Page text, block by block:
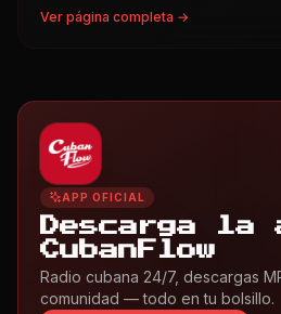
Ver página completa →
APP OFICIAL
Descarga la
CubanFlow
Radio cubana 24/7, descargas
comunidad — todo en tu bolsillo.